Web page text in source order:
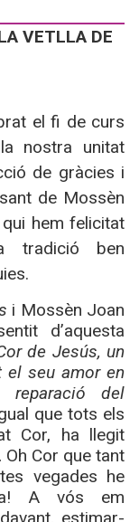
VETLLA DE
el fi de curs
nostra unitat
de gràcies i
de Mossèn
hem felicitat
tradició ben
i Mossèn Joan
d’aquesta
de Jesús, un
el seu amor en
del
que tots els
Cor, ha llegit
Oh Cor que tant
vegades he
A vós em